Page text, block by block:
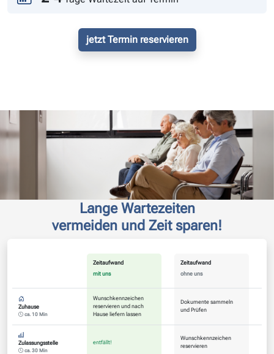
jetzt Termin reservieren
Lange Wartezeiten
vermeiden und Zeit sparen!
Zeitaufwand
mit uns
Zeitaufwand
ohne uns
Zuhause
ca. 10 Min
Wunschkennzeichen
reservieren und nach
Hause liefern lassen
Dokumente sammeln
und Prüfen
Zulassungsstelle
ca. 30 Min
entfällt!
Wunschkennzeichen
reservieren